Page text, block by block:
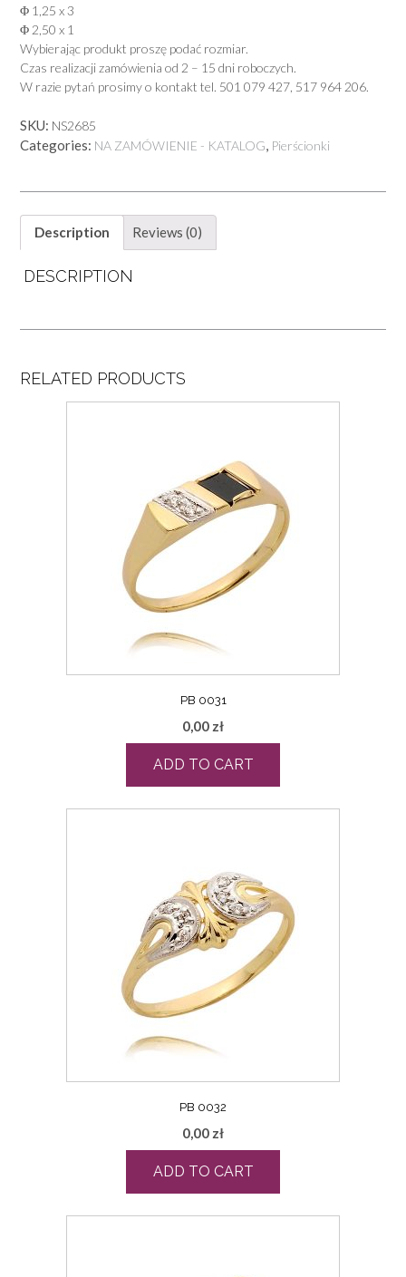
Φ 1,25 x 3
Φ 2,50 x 1
Wybierając produkt proszę podać rozmiar.
Czas realizacji zamówienia od 2 – 15 dni roboczych.
W razie pytań prosimy o kontakt tel. 501 079 427, 517 964 206.
SKU: NS2685
Categories: NA ZAMÓWIENIE - KATALOG, Pierścionki
Description Reviews (0)
DESCRIPTION
RELATED PRODUCTS
PB 0031
0,00 zł
ADD TO CART
PB 0032
0,00 zł
ADD TO CART